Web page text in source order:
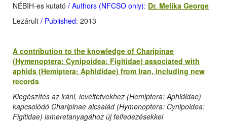
NÉBIH-es kutató / Authors (NFCSO only): Dr. Melika George
Lezárult / Published: 2013
A contribution to the knowledge of Charipinae
(Hymenoptera: Cynipoidea: Figitidae) associated with
aphids (Hemiptera: Aphididae) from Iran, including new
records
Kiegészítés az iráni, levéltetvekhez (Hemiptera: Aphididae)
kapcsolódó Charipinae alcsalád (Hymenoptera: Cynipoidea:
Figitidae) ismeretanyagához új felfedezésekkel